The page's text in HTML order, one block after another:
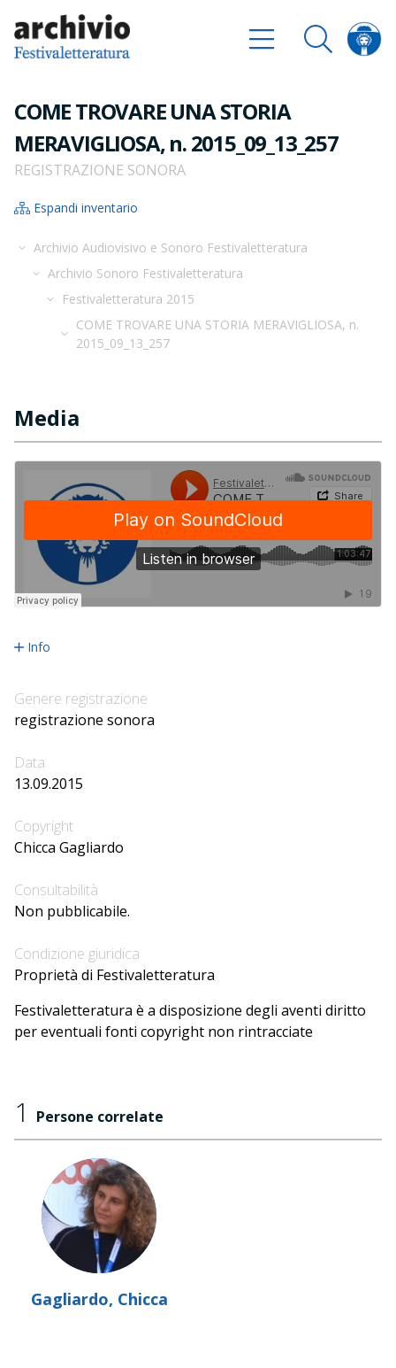
COME TROVARE UNA STORIA
MERAVIGLIOSA, n. 2015_09_13_257
REGISTRAZIONE SONORA
Espandi inventario
Archivio Audiovisivo e Sonoro Festivaletteratura
Archivio Sonoro Festivaletteratura
Festivaletteratura 2015
COME TROVARE UNA STORIA MERAVIGLIOSA, n.
2015_09_13_257
Media
Info
Genere registrazione
registrazione sonora
Data
13.09.2015
Copyright
Chicca Gagliardo
Consultabilità
Non pubblicabile.
Condizione giuridica
Proprietà di Festivaletteratura
Festivaletteratura è a disposizione degli aventi diritto
per eventuali fonti copyright non rintracciate
1 Persone correlate
Gagliardo, Chicca